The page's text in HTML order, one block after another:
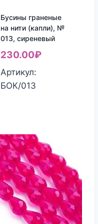
Бусины граненые
на нити (капли), №
013, сиреневый
230.00₽
Артикул:
БОК/013